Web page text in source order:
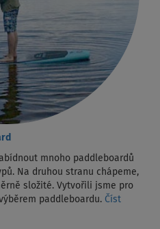
mnoho paddleboardů
Na druhou stranu chápeme,
složité. Vytvořili jsme pro
paddleboardu. Číst